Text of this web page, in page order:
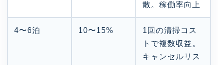
散。稼働率向上
4〜6泊 10〜15%
1回の清掃コス
トで複数収益。
キャンセルリス